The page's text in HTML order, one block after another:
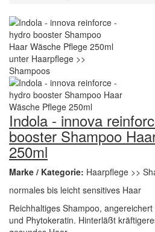
Indola - innova
booster Shampoo
250ml
Marke / Kategorie: Haarpflege >>
normales bis leicht sensitives Haar
Reichhaltiges Shampoo,
und Phytokeratin. Hinterläßt